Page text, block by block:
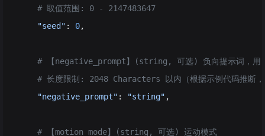
    # 取值范围: 0 - 2147483647
    "seed"
: 0,
# 【negative_prompt】(string, 可选) 负向提示词，用
# 长度限制: 2048 Characters 以内（根据示例代码推断，
    "negative_prompt"
: "string" ,
    # 【motion_mode】(string, 可选) 运动模式